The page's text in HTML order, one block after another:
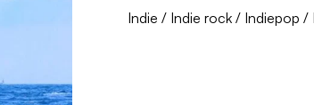
Indie / Indie rock/ Indiepop /